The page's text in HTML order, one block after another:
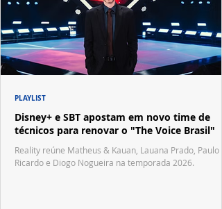
Disney+ e SBT apostam em novo time de
técnicos para renovar o "The Voice Brasil"
Reality reúne Matheus & Kauan, Lauana Prado, Paulo
Ricardo e Diogo Nogueira na temporada 2026.
PLAYLIST